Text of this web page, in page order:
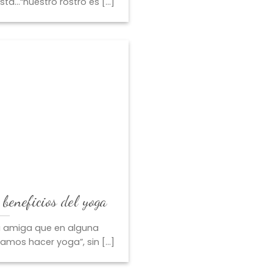
beneficios del yoga
que en alguna
hacer yoga”, sin [...]